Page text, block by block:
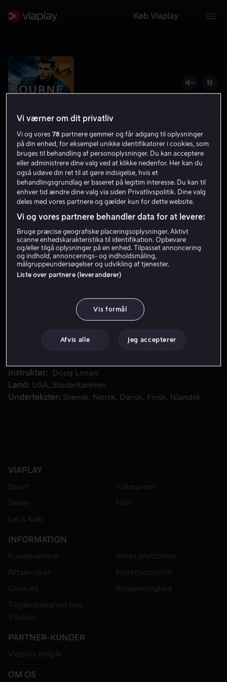
Køb Viaplay
The Bourne Identity
Thriller Action 2002 1 t. 53 min
11 år
Få Viaplay
eneste spor af hans identitet er et kontonummer til en
bank, som er implanteret i hans krop.
Instruktør
Doug Liman
Land
USA
Storbritannien
Undertekster
Svensk Norsk Dansk Finsk Islandsk
VIAPLAY
Sport
Kategorier
Serier
Film
Lej & køb
INFORMATION
Kundeservice
Vores platforme
Aftalevilkår
Privatlivspolitik
Cookies
Klagemulighed
Tilgængelighed hos
Viaplay
PARTNER-KUNDER
Viaplay indgår
OM OS
Vi værner om dit privatliv
Vi og vores78 partnere gemmer og får adgang til oplysninger
på din enhed, for eksempel unikke identifikatorer i cookies, som
bruges til behandling af personoplysninger. Du kan acceptere
eller administrere dine valg ved at klikke nedenfor. Her kan du
også udøve din ret til at gøre indsigelse, hvis et
behandlingsgrundlag er baseret på legitim interesse. Du kan til
enhver tid ændre dine valg via siden Privatlivspolitik. Dine valg
deles med vores partnere og gælder kun for dette website.
Vi og vores partnere behandler data for at levere:
Bruge præcise geografiske placeringsoplysninger. Aktivt
scanne enhedskarakteristika til identifikation. Opbevare
og/eller tilgå oplysninger på en enhed. Tilpasset annoncering
og indhold, annoncerings- og indholdsmåling,
målgruppeundersøgelser og udvikling af tjenester.
Liste over partnere (leverandører)
Vis formål
Afvis alle Jeg accepterer